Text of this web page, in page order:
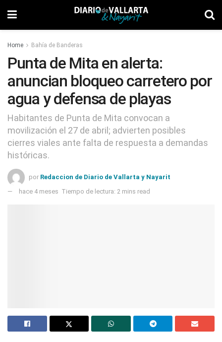
Home Bahía de Banderas
Punta de Mita en alerta:
anuncian bloqueo carretero por
agua y defensa de playas
Habitantes de Punta de Mita convocan a
movilización el 27 de abril; advierten posibles
cierres viales ante falta de respuesta a demandas
históricas.
por Redaccion de Diario de Vallarta y Nayarit
hace 4 meses Tiempo de lectura: 2 mins read